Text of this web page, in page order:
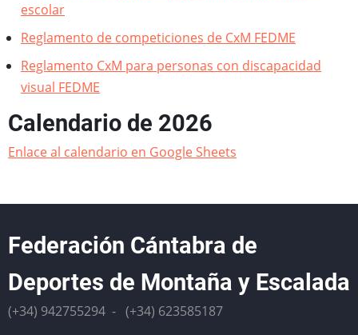
escolar
Reglamento de competiciones de CxM FEDME
Reglamento CxM para personas con discapacidad
visual FEDME
Calendario de 2026
Enlace al calendario en Google Sheets
Federación Cántabra de
Deportes de Montaña y Escalada
(+34) 942755294 - (+34) 623585187